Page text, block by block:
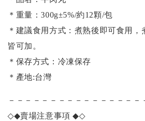
＊重量：300g±5%/約12顆/包
＊建議食用方式：煮熟後即可食用，
皆可加。
＊保存方式：冷凍保存
＊產地:台灣
－－－－－－－－－－－－－－－－
◇◆賣場注意事項◆◇